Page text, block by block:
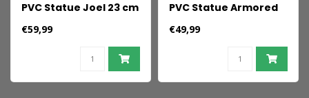
PVC Statue Joel 23 cm
€59,99
PVC Statue Armored
Clicker 22 cm
€49,99